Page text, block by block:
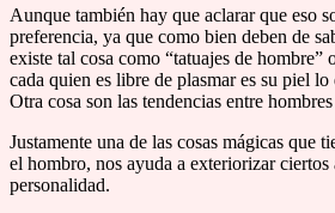
Aunque también hay que aclarar que eso
preferencia, ya que como bien deben de
existe tal cosa como “tatuajes de hombre”
cada quien es libre de plasmar es su piel
Otra cosa son las tendencias entre
Justamente una de las cosas mágicas que
el hombro, nos ayuda a exteriorizar ciertos
personalidad.